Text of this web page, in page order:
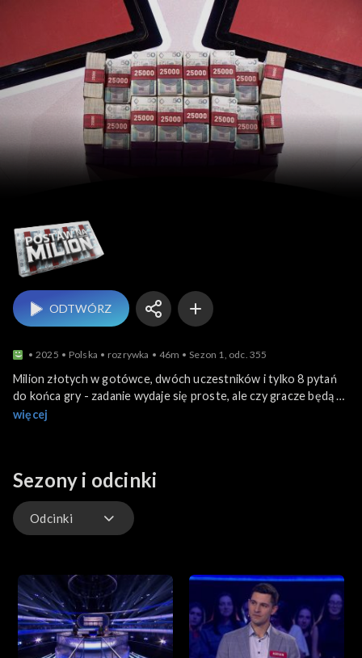
Postaw na milion
ODTWÓRZ
2025 Polska rozrywka 46m Sezon 1, odc. 355
Milion złotych w gotówce, dwóch uczestników i tylko 8 pytań
do końca gry - zadanie wydaje się proste, ale czy gracze będą w
stanie zachować zimną krew i ocalić milion?
więcej
Sezony i odcinki
Odcinki